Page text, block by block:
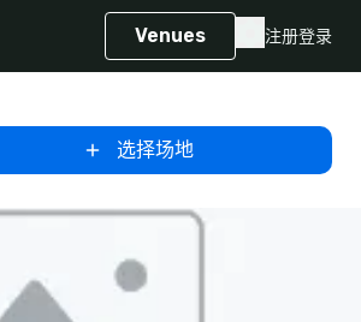
Venues 注册登录
选择场地